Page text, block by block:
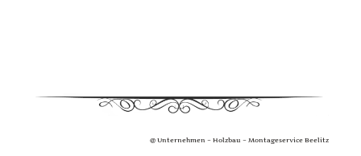
@ Unternehmen – Holzbau – Montageservice Beelitz